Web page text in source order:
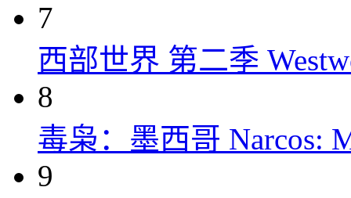
7
西部世界 第二季
8
毒枭：墨西哥 Narcos:
9